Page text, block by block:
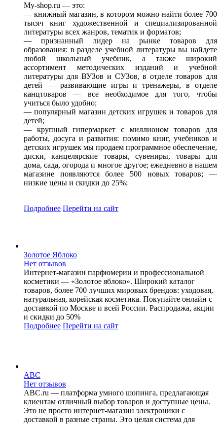
My-shop.ru — это:
— книжный магазин, в котором можно найти более 700
тысяч книг художественной и специализированной
литературы всех жанров, тематик и форматов;
— признанный лидер на рынке товаров для
образования: в разделе учебной литературы вы найдете
любой школьный учебник, а также широкий
ассортимент методических изданий и учебной
литературы для ВУЗов и СУЗов, в отделе товаров для
детей — развивающие игры и тренажеры, в отделе
канцтоваров — все необходимое для того, чтобы
учиться было удобно;
— популярный магазин детских игрушек и товаров для
детей;
— крупный гипермаркет с миллионом товаров для
работы, досуга и развития: помимо книг, учебников и
детских игрушек мы продаем программное обеспечение,
диски, канцелярские товары, сувениры, товары для
дома, сада, огорода и многое другое; ежедневно в нашем
магазине появляются более 500 новых товаров; —
низкие цены и скидки до 25%;
Подробнее Перейти на сайт
Золотое Яблоко
Нет отзывов
Интернет-магазин парфюмерии и профессиональной
косметики — «Золотое яблоко». Широкий каталог
товаров, более 700 лучших мировых брендов: уходовая,
натуральная, корейская косметика. Покупайте онлайн с
доставкой по Москве и всей России. Распродажа, акции
и скидки до 50%
Подробнее Перейти на сайт
ABC
Нет отзывов
ABC.ru — платформа умного шопинга, предлагающая
клиентам отличный выбор товаров и доступные цены.
Это не просто интернет-магазин электроники с
доставкой в разные страны. Это целая система для